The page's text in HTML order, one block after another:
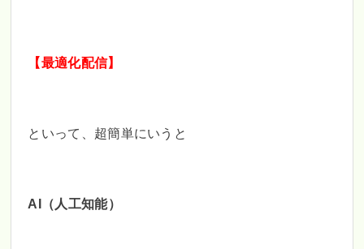
【最適化配信】
といって、超簡単にいうと
AI（人工知能）